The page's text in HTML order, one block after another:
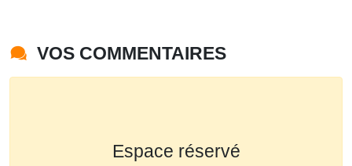
VOS COMMENTAIRES
Espace réservé